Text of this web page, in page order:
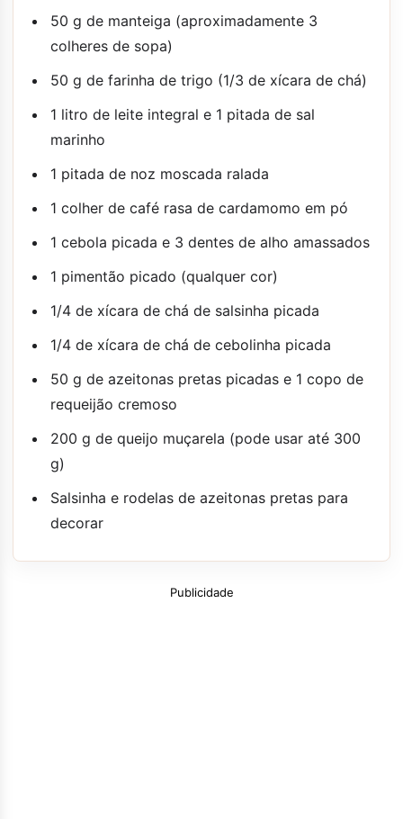
50 g de manteiga (aproximadamente 3
colheres de sopa)
50 g de farinha de trigo (1/3 de xícara de chá)
1 litro de leite integral e 1 pitada de sal
marinho
1 pitada de noz moscada ralada
1 colher de café rasa de cardamomo em pó
1 cebola picada e 3 dentes de alho amassados
1 pimentão picado (qualquer cor)
1/4 de xícara de chá de salsinha picada
1/4 de xícara de chá de cebolinha picada
50 g de azeitonas pretas picadas e 1 copo de
requeijão cremoso
200 g de queijo muçarela (pode usar até 300
g)
Salsinha e rodelas de azeitonas pretas para
decorar
Publicidade